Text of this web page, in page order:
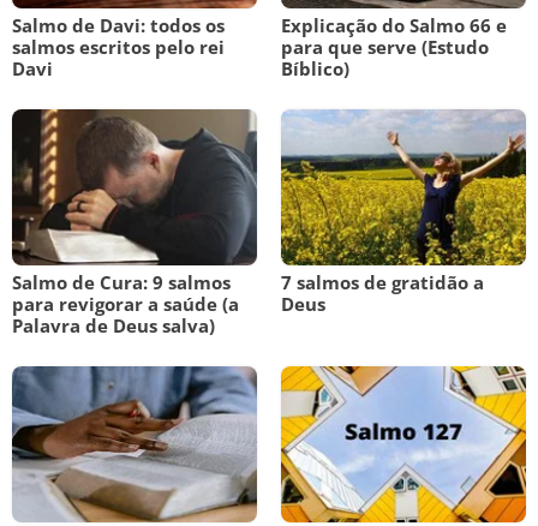
Salmo de Davi: todos os
salmos escritos pelo rei
Davi
Explicação do Salmo 66 e
para que serve (Estudo
Bíblico)
Salmo de Cura: 9 salmos
para revigorar a saúde (a
Palavra de Deus salva)
7 salmos de gratidão a
Deus